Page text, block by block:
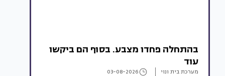
בהתחלה פחדו מצבע. בסוף הם ביקשו
עוד
מערכת בית ונוי 03-08-2026